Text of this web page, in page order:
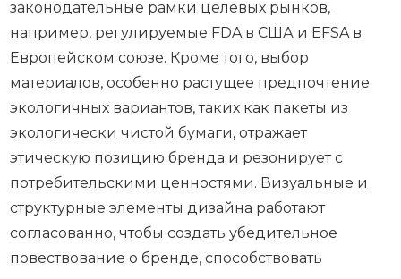
законодательные рамки целевых рынков,
например, регулируемые FDA в США и EFSA в
Европейском союзе. Кроме того, выбор
материалов, особенно растущее предпочтение
экологичных вариантов, таких как пакеты из
экологически чистой бумаги, отражает
этическую позицию бренда и резонирует с
потребительскими ценностями. Визуальные и
структурные элементы дизайна работают
согласованно, чтобы создать убедительное
повествование о бренде, способствовать